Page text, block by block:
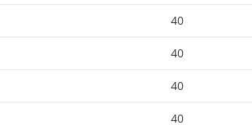
40
40
40
40